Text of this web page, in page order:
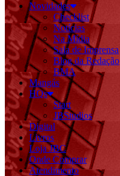
Novidades
Checklist
Notícias
Na Mídia
Sala de Imprensa
Blog da Redação
BMA
Mangás
HQs
Start
JBStudios
Digital
Livros
Loja JBC
Onde Comprar
Atendimento